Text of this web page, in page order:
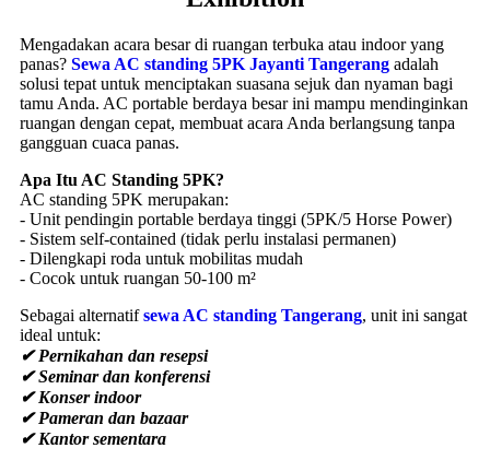
✔ Pernikahan dan resepsi
✔ Seminar dan konferensi
✔ Konser indoor
✔ Pameran dan bazaar
✔ Kantor sementara
1. Daya Pendinginan Kuat
- Kapasitas 50.000-60.000 BTU/h
- Cepat menurunkan suhu 8-10°C
- Efektif untuk ruangan besar
- Tidak perlu instalasi pipa
- Bisa dipindahkan sesuai kebutuhan
- Plug-and-play (tinggal colok listrik)
3. Hemat Energi
- Teknologi inverter pada beberapa model
- Lebih efisien dibanding multiple AC split